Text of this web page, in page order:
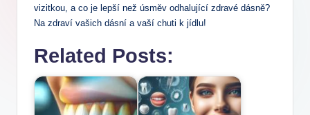
vizitkou, a‍ co je lepší⁣ než úsměv odhalující zdravé dásně?
Na zdraví⁤ vašich dásní a vaší chuti k jídlu!
Related Posts: